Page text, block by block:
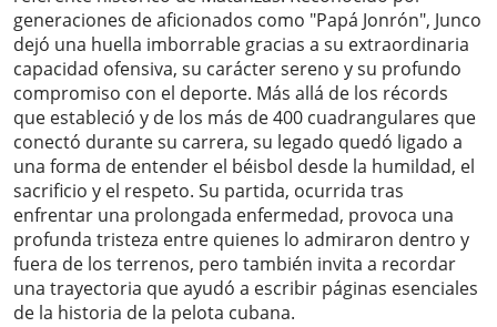
generaciones de aficionados como "Papá Jonrón", Junco
dejó una huella imborrable gracias a su extraordinaria
capacidad ofensiva, su carácter sereno y su profundo
compromiso con el deporte. Más allá de los récords
que estableció y de los más de 400 cuadrangulares que
conectó durante su carrera, su legado quedó ligado a
una forma de entender el béisbol desde la humildad, el
sacrificio y el respeto. Su partida, ocurrida tras
enfrentar una prolongada enfermedad, provoca una
profunda tristeza entre quienes lo admiraron dentro y
fuera de los terrenos, pero también invita a recordar
una trayectoria que ayudó a escribir páginas esenciales
de la historia de la pelota cubana.